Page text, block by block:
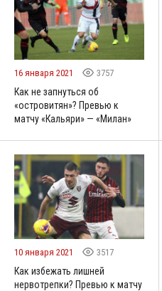
16 января 2021 3757
Как не запнуться об
«островитян»? Превью к
матчу «Кальяри» — «Милан»
10 января 2021 3517
Как избежать лишней
нервотрепки? Превью к матчу